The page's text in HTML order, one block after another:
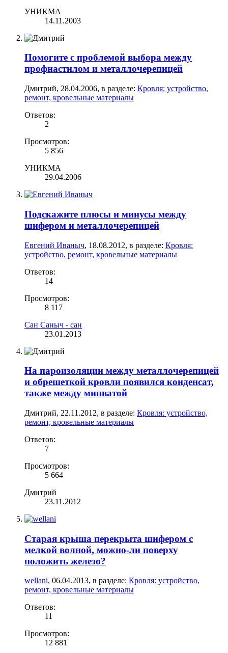
УНИКМА
14.11.2003
Помогите с проблемой выбора между
профнастилом и металлочерепицей
Дмитрий, 28.04.2006, в разделе: Кровля: устройство,
ремонт, кровельные материалы
Ответов:
2
Просмотров:
5 856
УНИКМА
29.04.2006
Подскажите плюсы и минусы между
шифером и металлочерепицей
Евгений Иваныч, 18.08.2012, в разделе: Кровля:
устройство, ремонт, кровельные материалы
Ответов:
14
Просмотров:
8 117
Сан Саныч - сан
23.01.2013
На пароизоляции между металлочерепицей
и обрешеткой кровли появился конденсат,
также между минватой
Дмитрий, 22.11.2012, в разделе: Кровля: устройство,
ремонт, кровельные материалы
Ответов:
7
Просмотров:
5 664
Дмитрий
23.11.2012
Старая крыша перекрыта шифером с
мелкой волной, можно-ли поверху
положить железо?
wellani, 06.04.2013, в разделе: Кровля: устройство,
ремонт, кровельные материалы
Ответов:
11
Просмотров:
12 881